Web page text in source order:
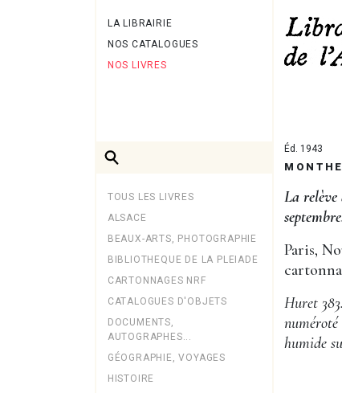
LA LIBRAIRIE
NOS CATALOGUES
NOS LIVRES
TOUS LES LIVRES
ALSACE
BEAUX-ARTS, PHOTOGRAPHIE
BIBLIOTHEQUE DE LA PLEIADE
CARTONNAGES NRF
CATALOGUES D'OBJETS
DOCUMENTS,
AUTOGRAPHES...
GÉOGRAPHIE, VOYAGES
HISTOIRE
Éd. 1943
La
Paris,
Huret
humide